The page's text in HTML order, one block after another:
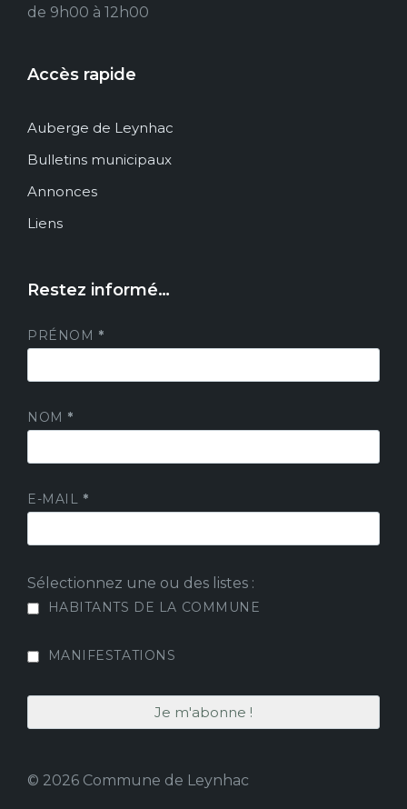
de 9h00 à 12h00
Accès rapide
Auberge de Leynhac
Bulletins municipaux
Annonces
Liens
Restez informé…
PRÉNOM *
NOM *
E-MAIL *
Sélectionnez une ou des listes :
HABITANTS DE LA COMMUNE
MANIFESTATIONS
© 2026 Commune de Leynhac